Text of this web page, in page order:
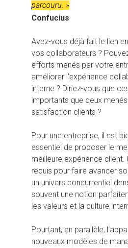
parcouru. »
Confucius
Avez-vous déjà fait le lien
vos collaborateurs ?
efforts menés par votre
améliorer l’expérience
interne ? Diriez-vous que
importants que ceux
satisfaction clients ?
Pour une entreprise, il est
essentiel de proposer le
meilleure expérience client.
requis pour faire avancer
un univers concurrentiel
souvent une notion
les valeurs et la culture
Pourtant, en parallèle,
nouveaux modèles de